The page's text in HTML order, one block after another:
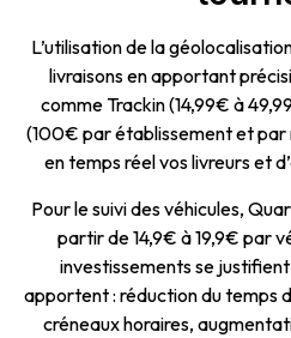
L’utilisation de la
livraisons en apportant
comme Trackin (14,99€ à
(100€ par établissement et
en temps réel vos livreurs et
Pour le suivi des véhicules,
partir de 14,9€ à 19,9€ par
investissements se
apportent : réduction du temps
créneaux horaires,